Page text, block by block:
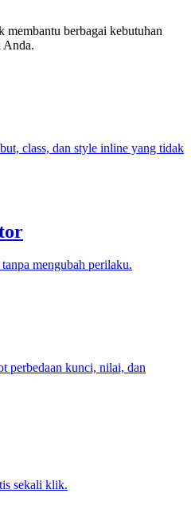
membantu berbagai kebutuhan
Anda.
class, dan style inline yang tidak
mengubah perilaku.
perbedaan kunci, nilai, dan
sekali klik.